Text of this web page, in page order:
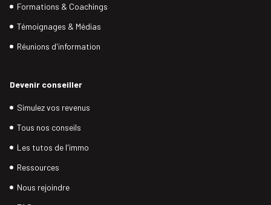
Formations & Coachings
Témoignages & Médias
Réunions d'information
Devenir conseiller
Simulez vos revenus
Tous nos conseils
Les tutos de l'immo
Ressources
Nous rejoindre